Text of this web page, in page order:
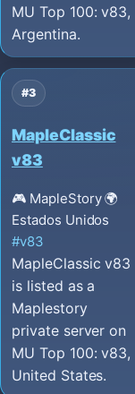
MU Top 100: v83,
Argentina.
#3
MapleClassic
v83
🎮 MapleStory 🌍
Estados Unidos
#v83
MapleClassic v83
is listed as a
Maplestory
private server on
MU Top 100: v83,
United States.